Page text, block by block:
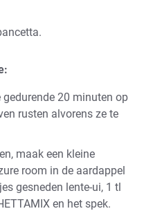
20 minuten op
rusten alvorens ze te
maak een kleine
room in de aardappel
gesneden lente-ui, 1 tl
en het spek.